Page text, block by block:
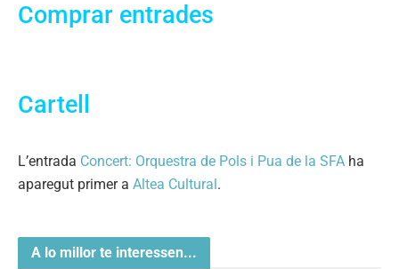
Comprar entrades
Cartell
L’entrada Concert: Orquestra de Pols i Pua de la SFA ha
aparegut primer a Altea Cultural .
A lo millor te interessen...